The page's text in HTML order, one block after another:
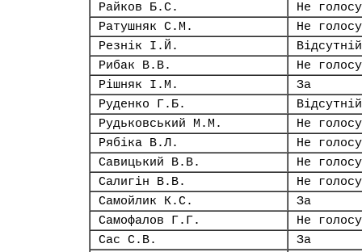
Райков Б.С.
Не
Ратушняк С.М.
Не
Резнік І.Й.
Відсутній
Рибак В.В.
Не
Рішняк І.М.
За
Руденко Г.Б.
Відсутній
Рудьковський М.М.
Не
Рябіка В.Л.
Не
Савицький В.В.
Не
Салигін В.В.
Не
Самойлик К.С.
За
Самофалов Г.Г.
Не
Сас С.В.
За